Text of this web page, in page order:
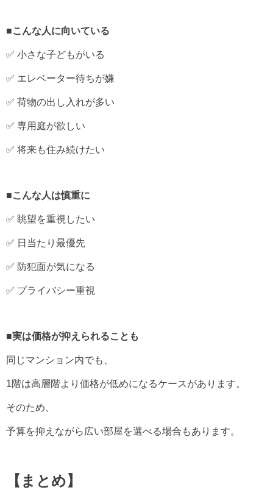
■こんな人に向いている
✅ 小さな子どもがいる
✅ エレベーター待ちが嫌
✅ 荷物の出し入れが多い
✅ 専用庭が欲しい
✅ 将来も住み続けたい
■こんな人は慎重に
✅ 眺望を重視したい
✅ 日当たり最優先
✅ 防犯面が気になる
✅ プライバシー重視
■実は価格が抑えられることも
同じマンション内でも、
1階は高層階より価格が低めになるケースがあります。
そのため、
予算を抑えながら広い部屋を選べる場合もあります。
【まとめ】